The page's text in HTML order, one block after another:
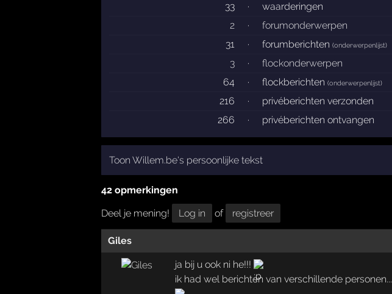
33
·
waarderingen
2
·
forumonderwerpen
31
· forumberichten(onderwerpenlijst)
3 ·
flockonderwerpen
64
· flockberichten(onderwerpenlijst)
216 ·
privéberichten verzonden
266
· privéberichten ontvangen
Toon Willem.be's persoonlijke tekst
42 opmerkingen
Deel je mening!
Log in of registreer
Giles
ja bij u ook ni he!!!
ik had wel berichten van verschillende personen...